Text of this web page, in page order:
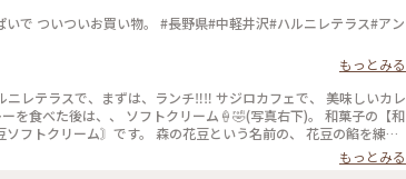
もっとみる
フトクリーム〙です。 森の花豆という名前の、 花豆の餡を練り
で、 すごく美味しかったです🥰🥰 【和泉屋 傳兵衛】
食べて飲んての旅でし
もっとみる